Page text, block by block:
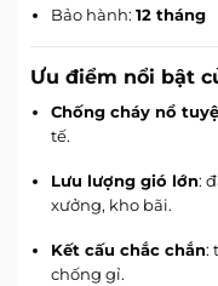
Bảo hành: 12 tháng
Ưu điểm nổi bật
Chống cháy nổ
tế.
Lưu lượng gió lớn:
xưởng, kho bãi.
Kết cấu chắc chắn:
chống gỉ.